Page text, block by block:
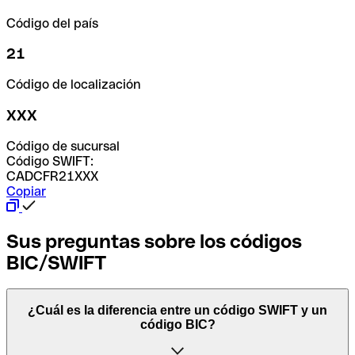
Código del país
21
Código de localización
XXX
Código de sucursal
Código SWIFT:
CADCFR21XXX
Copiar
Sus preguntas sobre los códigos
BIC/SWIFT
¿Cuál es la diferencia entre un código SWIFT y un
código BIC?